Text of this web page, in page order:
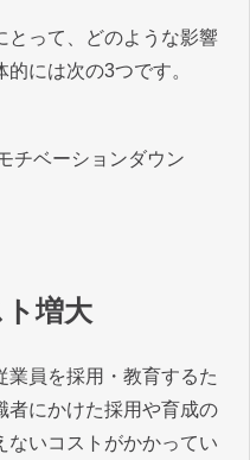
とって、どのような影響
には次の3つです。
チベーションダウン
増大
業員を採用・教育するた
者にかけた採用や育成の
ないコストがかかってい